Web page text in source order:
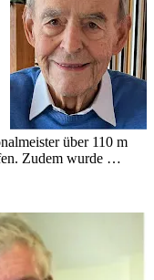
über 110 m
Zudem wurde …